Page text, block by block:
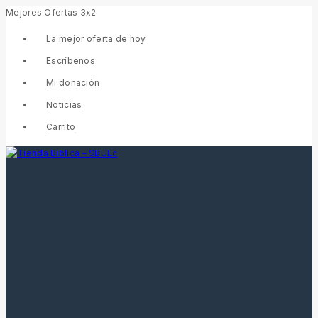
Mejores Ofertas 3x2
La mejor oferta de hoy
Escríbenos
Mi donación
Noticias
Carrito